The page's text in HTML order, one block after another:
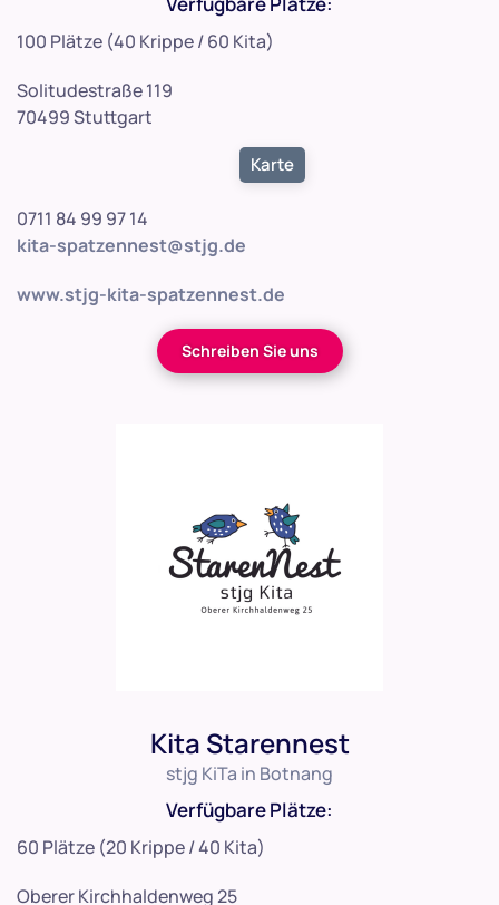
100 Plätze (40 Krippe / 60 Kita)
Solitudestraße 119
70499 Stuttgart
Karte
0711 84 99 97 14
kita-spatzennest@stjg.de
www.stjg-kita-spatzennest.de
Schreiben Sie uns
Kita Starennest
stjg KiTa in Botnang
Verfügbare Plätze:
60 Plätze (20 Krippe / 40 Kita)
Oberer Kirchhaldenweg 25